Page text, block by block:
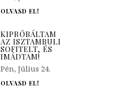
OLVASD EL!
KIPRÓBÁLTAM
AZ ISZTAMBULI
SOFITELT, ÉS
IMÁDTAM!
Pén, Július 24.
OLVASD EL!